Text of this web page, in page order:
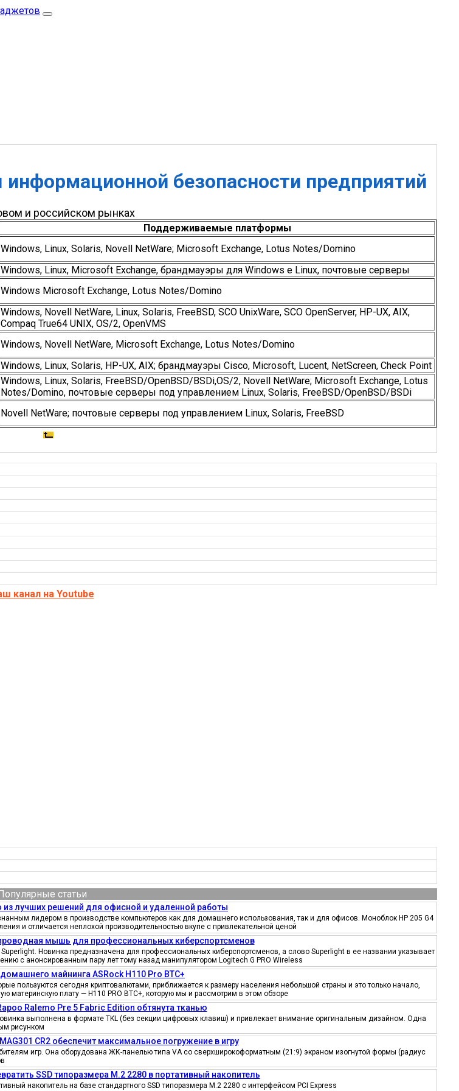
безопасности предприятий
и российском рынках
Поддерживаемые платформы
Windows, Linux, Solaris, Novell NetWare; Microsoft Exchange, Lotus Notes/Domino
Windows, Linux, Microsoft Exchange, брандмауэры для Windows e Linux, почтовые серверы
Windows Microsoft Exchange, Lotus Notes/Domino
Windows, Novell NetWare, Linux, Solaris, FreeBSD, SCO UnixWare, SCO OpenServer, HP-UX, AIX,
Compaq True64 UNIX, OS/2, OpenVMS
Windows, Novell NetWare, Microsoft Exchange, Lotus Notes/Domino
Windows, Linux, Solaris, HP-UX, AIX; брандмауэры Cisco, Microsoft, Lucent, NetScreen, Check Point
Windows, Linux, Solaris, FreeBSD/OpenBSD/BSDi,OS/2, Novell NetWare; Microsoft Exchange, Lotus
Notes/Domino, почтовые серверы под управлением Linux, Solaris, FreeBSD/OpenBSD/BSDi
Novell NetWare; почтовые серверы под управлением Linux, Solaris, FreeBSD
канал на Youtube
статьи
из лучших решений для офисной и удаленной работы
лидером в производстве компьютеров как для домашнего использования, так и для офисов. Моноблок HP 205 G4
и отличается неплохой производительностью вкупе с привлекательной ценой
мышь для профессиональных киберспортсменов
Новинка предназначена для профессиональных киберспортсменов, а слово Superlight в ее названии указывает
с анонсированным пару лет тому назад манипулятором Logitech G PRO Wireless
майнинга ASRock H110 Pro BTC+
пользуются сегодня криптовалютами, приближается к размеру населения небольшой страны и это только начало,
материнскую плату — H110 PRO BTC+, которую мы и рассмотрим в этом обзоре
Ralemo Pre 5 Fabric Edition обтянута тканью
выполнена в формате TKL (без секции цифровых клавиш) и привлекает внимание оригинальным дизайном. Одна
рисунком
CR2 обеспечит максимальное погружение в игру
игр. Она оборудована ЖК-панелью типа VA со сверхширокоформатным (21:9) экраном изогнутой формы (радиус
SSD типоразмера M.2 2280 в портативный накопитель
накопитель на базе стандартного SSD типоразмера M.2 2280 с интерфейсом PCI Express